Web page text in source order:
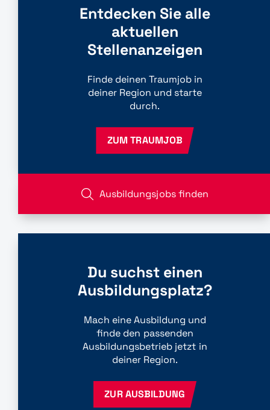
Entdecken Sie alle
aktuellen
Stellenanzeigen
Finde deinen Traumjob in
deiner Region und starte
durch.
ZUM TRAUMJOB
Ausbildungsjobs finden
Du suchst einen
Ausbildungsplatz?
Mach eine Ausbildung und
finde den passenden
Ausbildungsbetrieb jetzt in
deiner Region.
ZUR AUSBILDUNG